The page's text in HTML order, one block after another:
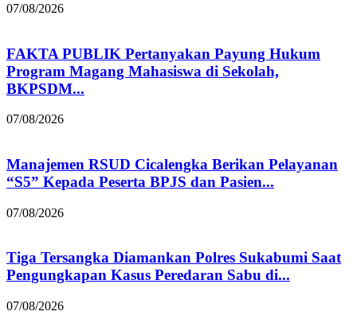
07/08/2026
FAKTA PUBLIK Pertanyakan Payung Hukum
Program Magang Mahasiswa di Sekolah,
BKPSDM...
07/08/2026
Manajemen RSUD Cicalengka Berikan Pelayanan
“S5” Kepada Peserta BPJS dan Pasien...
07/08/2026
Tiga Tersangka Diamankan Polres Sukabumi Saat
Pengungkapan Kasus Peredaran Sabu di...
07/08/2026